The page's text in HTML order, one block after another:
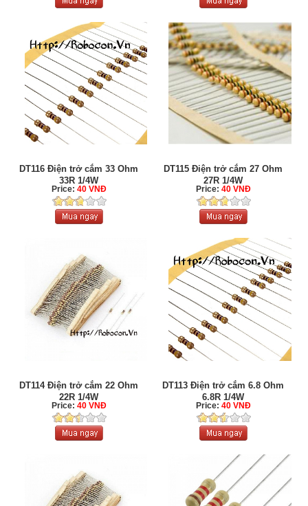
DT116 Điện trở cắm 33 Ohm
33R 1/4W
Price: 40 VNĐ
DT115 Điện trở cắm 27 Ohm
27R 1/4W
Price: 40 VNĐ
DT114 Điện trở cắm 22 Ohm
22R 1/4W
Price: 40 VNĐ
DT113 Điện trở cắm 6.8 Ohm
6.8R 1/4W
Price: 40 VNĐ